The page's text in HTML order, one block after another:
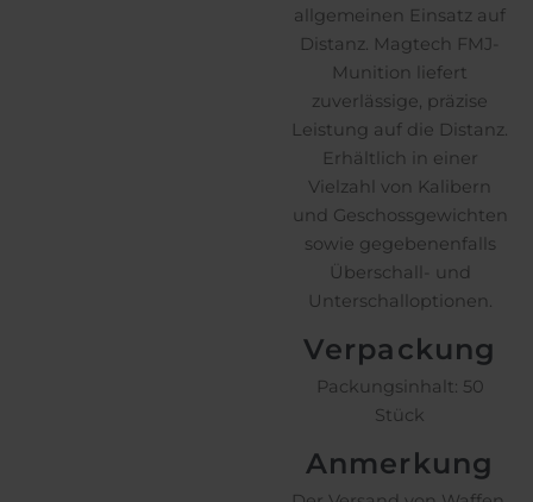
allgemeinen Einsatz auf
Distanz. Magtech FMJ-
Munition liefert
zuverlässige, präzise
Leistung auf die Distanz.
Erhältlich in einer
Vielzahl von Kalibern
und Geschossgewichten
sowie gegebenenfalls
Überschall- und
Unterschalloptionen.
Verpackung
Packungsinhalt: 50
Stück
Anmerkung